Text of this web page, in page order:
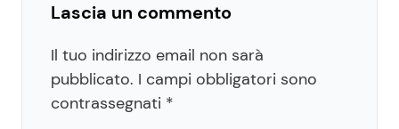
Lascia un commento
Il tuo indirizzo email non sarà
pubblicato. I campi obbligatori sono
contrassegnati *